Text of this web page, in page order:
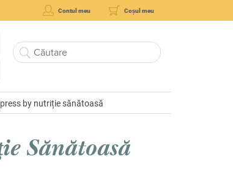
Contul meu Coșul meu
by nutriție sănătoasă
Sănătoasă